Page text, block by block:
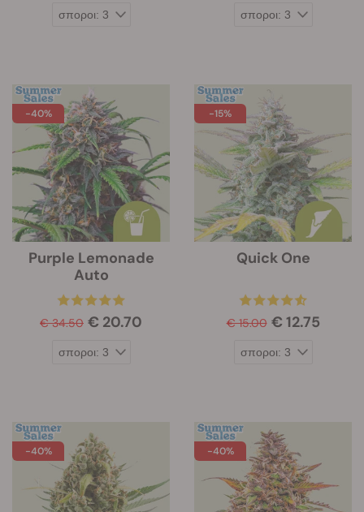
-40%
Purple Lemonade
Auto
€ 34.50 € 20.70
-15%
Quick One
€ 15.00 € 12.75
-40% -40%